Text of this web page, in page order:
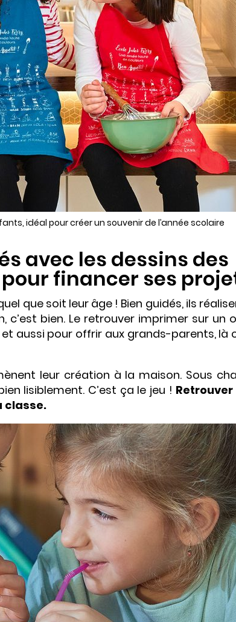
idéal pour créer un souvenir de l’année scolaire
avec les dessins des
financer ses
que soit leur âge ! Bien guidés, ils
c’est bien. Le retrouver imprimer sur un
aussi pour offrir aux grands-parents, là
leur création à la maison. Sous
lisiblement. C’est ça le jeu !
classe.